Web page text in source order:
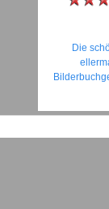
Die